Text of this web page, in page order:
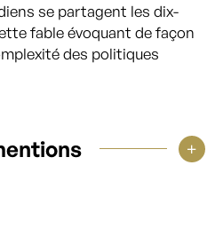
se partagent les dix-
fable évoquant de façon
des politiques